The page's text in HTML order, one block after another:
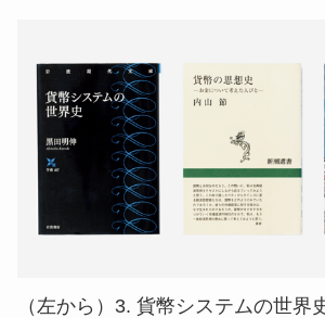
（左から）3. 貨幣システムの世界